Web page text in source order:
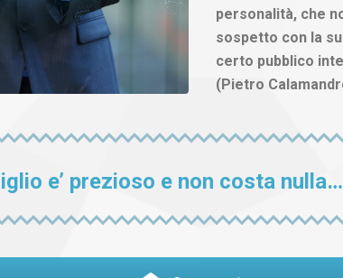
personalità, che
sospetto con la
certo pubblico
(Pietro
e’ prezioso e non costa